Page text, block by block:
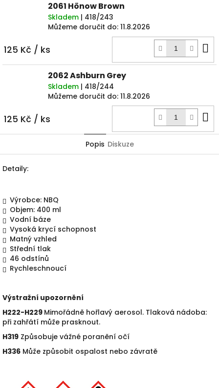
2061 Hönow Brown
Skladem | 418/243
Můžeme doručit do: 11.8.2026
125 Kč / ks
2062 Ashburn Grey
Skladem | 418/244
Můžeme doručit do: 11.8.2026
125 Kč / ks
Popis Diskuze
Detaily:
Výrobce: NBQ
Objem: 400 ml
Vodní báze
Vysoká krycí schopnost
Matný vzhled
Střední tlak
46 odstínů
Rychleschnoucí
Výstražní upozornění
H222-H229 Mimořádně hořlavý aerosol. Tlaková nádoba:
při zahřátí může prasknout.
H319 Způsobuje vážné poranění očí
H336 Může způsobit ospalost nebo závratě